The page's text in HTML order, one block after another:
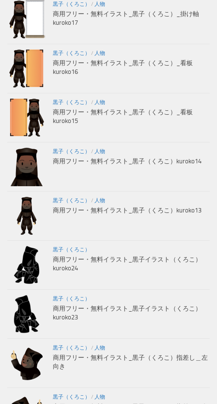
黒子（くろこ） / 人物
商用フリー・無料イラスト_黒子（くろこ）_掛け軸
kuroko17
黒子（くろこ） / 人物
商用フリー・無料イラスト_黒子（くろこ）_看板
kuroko16
黒子（くろこ） / 人物
商用フリー・無料イラスト_黒子（くろこ）_看板
kuroko15
黒子（くろこ） / 人物
商用フリー・無料イラスト_黒子（くろこ）kuroko14
黒子（くろこ） / 人物
商用フリー・無料イラスト_黒子（くろこ）kuroko13
黒子（くろこ）
商用フリー・無料イラスト_黒子イラスト（くろこ）
kuroko24
黒子（くろこ）
商用フリー・無料イラスト_黒子イラスト（くろこ）
kuroko23
黒子（くろこ） / 人物
商用フリー・無料イラスト_黒子（くろこ）指差し＿左
向き
黒子（くろこ） / 人物